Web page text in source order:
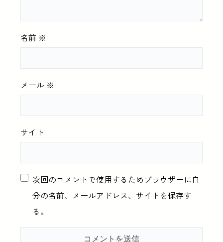
名前 ※
メール ※
サイト
次回のコメントで使用するためブラウザーに自
分の名前、メールアドレス、サイトを保存す
る。